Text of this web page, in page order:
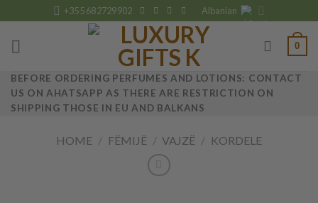
to
content
+355 682729902 Albanian
0
BEFORE ORDERING PERFUMES AND LOTIONS: CONTACT
US ON AHATSAPP AS THERE ARE RESTRICTION ON
SHIPPING THOSE IN EU AND BALKANS
HOME / FËMIJË / VAJZË / KORDELE